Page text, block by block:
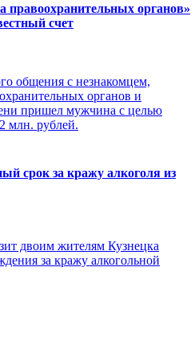
правоохранительных органов»
счет
общения с незнакомцем,
органов и
пришел мужчина с целью
млн. рублей.
срок за кражу алкоголя из
двоим жителям Кузнецка
за кражу алкогольной